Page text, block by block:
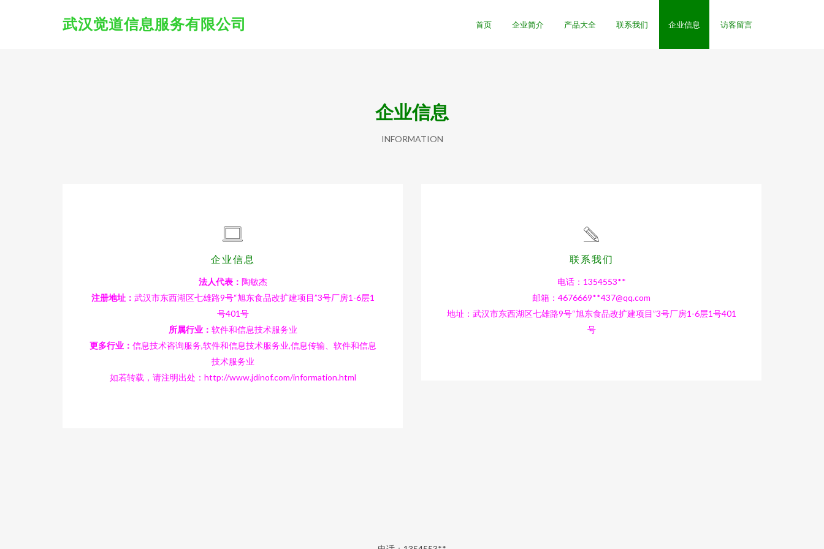
武汉觉道信息服务有限公司 首页 企业简介 产品大全 联系我们 企业信息 访客留言
企业信息
INFORMATION
企业信息
法人代表： 陶敏杰
注册地址： 武汉市东西湖区七雄路9号“旭东食品改扩建项目”3号厂房1-6层1
号401号
所属行业： 软件和信息技术服务业
更多行业： 信息技术咨询服务,软件和信息技术服务业,信息传输、软件和信息
技术服务业
如若转载，请注明出处：http://www.jdinof.com/information.html
联系我们
电话：1354553**
邮箱：4676669**437@qq.com
地址：武汉市东西湖区七雄路9号“旭东食品改扩建项目”3号厂房1-6层1号401
号